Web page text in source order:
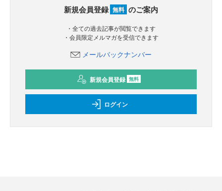
新規会員登録 無料 のご案内
・全ての過去記事が閲覧できます
・会員限定メルマガを受信できます
メールバックナンバー
新規会員登録 無料
ログイン